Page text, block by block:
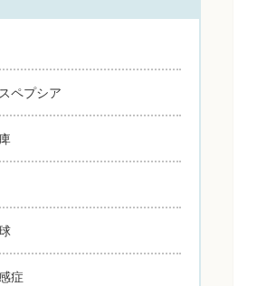
ペプシア
症